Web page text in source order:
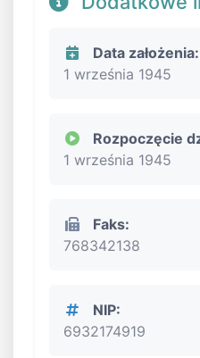
Data założenia:
1 września 1945
Rozpoczęcie
1 września 1945
Faks:
768342138
NIP:
6932174919